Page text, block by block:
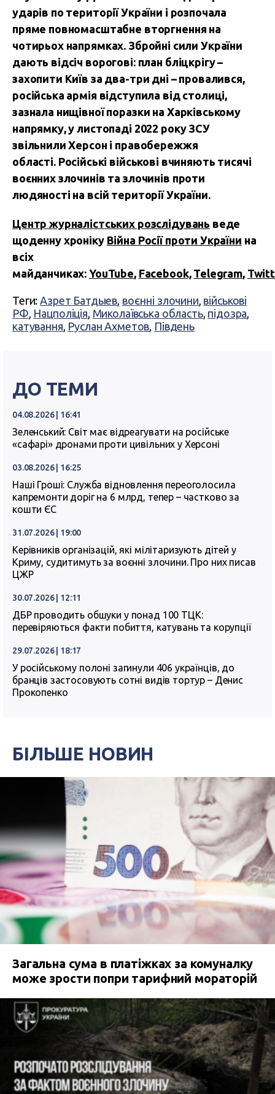
ударів по території України і розпочала
пряме повномасштабне вторгнення на
чотирьох напрямках. Збройні сили України
дають відсіч ворогові: план бліцкрігу –
захопити Київ за два-три дні – провалився,
російська армія відступила від столиці,
зазнала нищівної поразки на Харківському
напрямку, у листопаді 2022 року ЗСУ
звільнили Херсон і правобережжя
області. Російські військові вчиняють тисячі
воєнних злочинів та злочинів проти
людяності на всій території України.
Центр журналістських розслідувань веде
щоденну хроніку Війна Росії проти України на
всіх
майданчиках:YouTube, Facebook, Telegram,
Теги:Азрет Батдыев, воєнні злочини, військові
РФ, Нацполіція, Миколаївська область, підозра,
катування, Руслан Ахметов, Південь
ДО ТЕМИ
04.08.2026 | 16:41
Зеленський: Світ має відреагувати на російське
«сафарі» дронами проти цивільних у Херсоні
03.08.2026 | 16:25
Наші Гроші: Служба відновлення переоголосила
капремонти доріг на 6 млрд, тепер – частково за
кошти ЄС
31.07.2026 | 19:00
Керівників організацій, які мілітаризують дітей у
Криму, судитимуть за воєнні злочини. Про них писав
ЦЖР
30.07.2026 | 12:11
ДБР проводить обшуки у понад 100 ТЦК:
перевіряються факти побиття, катувань та корупції
29.07.2026 | 18:17
У російському полоні загинули 406 українців, до
бранців застосовують сотні видів тортур – Денис
Прокопенко
БІЛЬШЕ НОВИН
Загальна сума в платіжках за комуналку
може зрости попри тарифний мораторій